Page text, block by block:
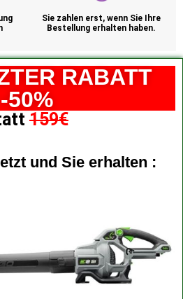
Sie zahlen erst, wenn Sie Ihre
Bestellung erhalten haben.
RABATT
-50%
159€
und Sie erhalten :